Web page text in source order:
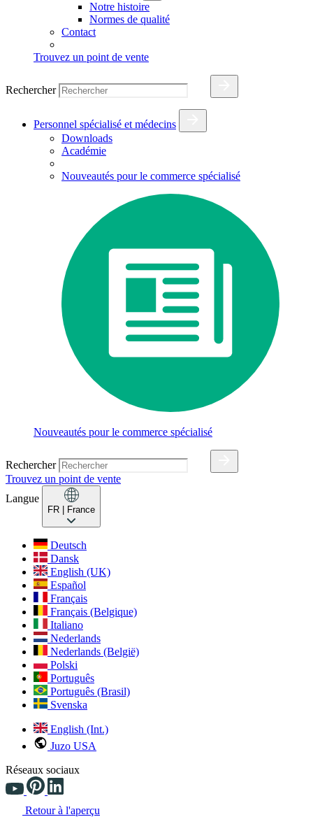
Notre histoire
Normes de qualité
Contact
Trouvez un point de vente
Rechercher
Personnel spécialisé et médecins
Downloads
Académie
Nouveautés pour le commerce spécialisé
Nouveautés pour le commerce spécialisé
Rechercher
Trouvez un point de vente
Langue
FR | France
Deutsch
Dansk
English (UK)
Español
Français
Français (Belgique)
Italiano
Nederlands
Nederlands (België)
Polski
Português
Português (Brasil)
Svenska
English (Int.)
Juzo USA
Réseaux sociaux
Retour à l'aperçu